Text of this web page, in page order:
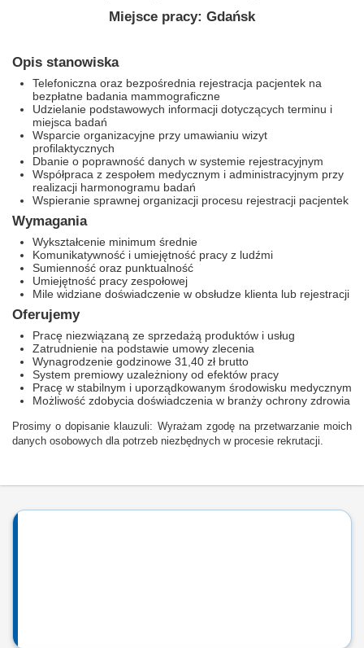
Miejsce pracy: Gdańsk
Opis stanowiska
Telefoniczna oraz bezpośrednia rejestracja pacjentek na
bezpłatne badania mammograficzne
Udzielanie podstawowych informacji dotyczących terminu i
miejsca badań
Wsparcie organizacyjne przy umawianiu wizyt
profilaktycznych
Dbanie o poprawność danych w systemie rejestracyjnym
Współpraca z zespołem medycznym i administracyjnym przy
realizacji harmonogramu badań
Wspieranie sprawnej organizacji procesu rejestracji pacjentek
Wymagania
Wykształcenie minimum średnie
Komunikatywność i umiejętność pracy z ludźmi
Sumienność oraz punktualność
Umiejętność pracy zespołowej
Mile widziane doświadczenie w obsłudze klienta lub rejestracji
Oferujemy
Pracę niezwiązaną ze sprzedażą produktów i usług
Zatrudnienie na podstawie umowy zlecenia
Wynagrodzenie godzinowe 31,40 zł brutto
System premiowy uzależniony od efektów pracy
Pracę w stabilnym i uporządkowanym środowisku medycznym
Możliwość zdobycia doświadczenia w branży ochrony zdrowia
Prosimy o dopisanie klauzuli: Wyrażam zgodę na przetwarzanie moich
danych osobowych dla potrzeb niezbędnych w procesie rekrutacji.